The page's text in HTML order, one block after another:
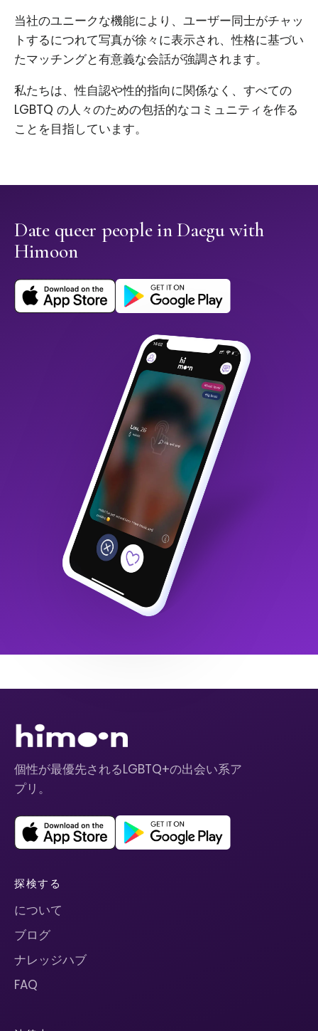
当社のユニークな機能により、ユーザー同士がチャッ
トするにつれて写真が徐々に表示され、性格に基づい
たマッチングと有意義な会話が強調されます。
私たちは、性自認や性的指向に関係なく、すべての
LGBTQ の人々のための包括的なコミュニティを作る
ことを目指しています。
Date queer people in Daegu with
Himoon
個性が最優先されるLGBTQ+の出会い系ア
プリ。
探検する
について
ブログ
ナレッジハブ
FAQ